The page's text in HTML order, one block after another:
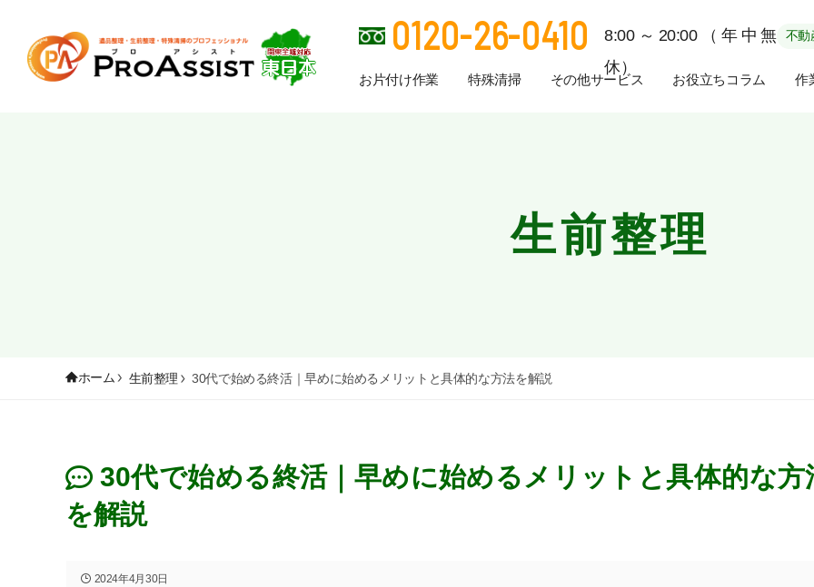
0120-26-0410
8:00～20:00（年中無
休）
不動
お片付け作業 特殊清掃 その他サービス お役立ちコラム 作
生前整理
ホーム 生前整理 30代で始める終活｜早めに始めるメリットと具体的な方法を解説
30代で始める終活｜早めに始めるメリットと具体的な方
を解説
2024年4月30日